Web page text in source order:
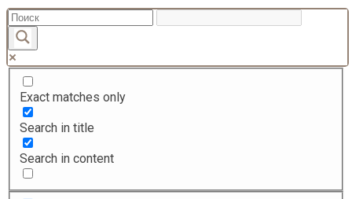
Перейти
к
содержанию
Exact matches only
Search in title
Search in content